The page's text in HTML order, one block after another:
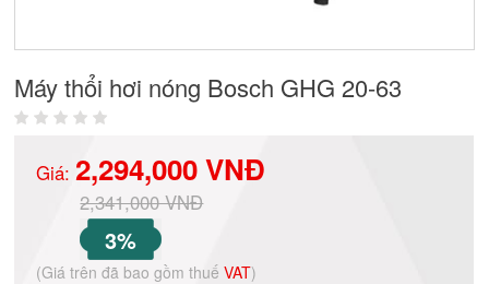
Máy thổi hơi nóng Bosch GHG 20-63
Giá:2,294,000 VNĐ
2,341,000 VNĐ
3%
(Giá trên đã bao gồm thuếVAT)